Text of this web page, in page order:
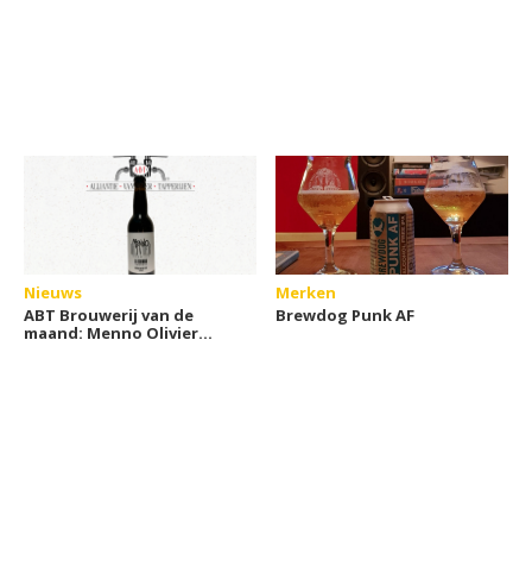
Nieuws
ABT Brouwerij van de
maand: Menno Olivier
Merken
Brewdog Punk AF